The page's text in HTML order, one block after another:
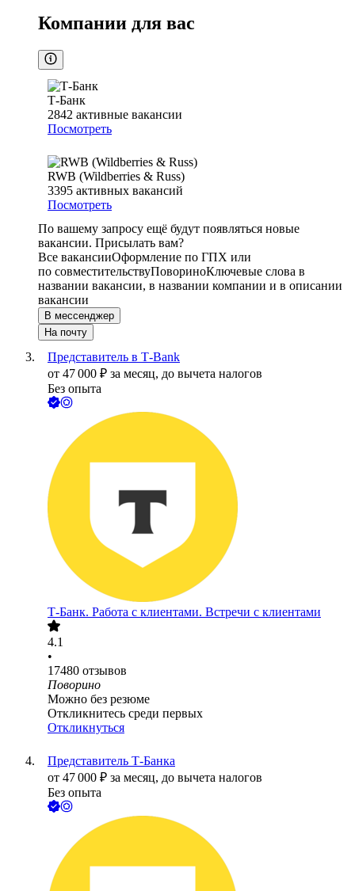
Компании для вас
Т-Банк
2842 активные вакансии
Посмотреть
RWB (Wildberries & Russ)
3395 активных вакансий
Посмотреть
По вашему запросу ещё будут появляться новые
вакансии. Присылать вам?
Все вакансииОформление по ГПХ или
по совместительствуПовориноКлючевые слова в
названии вакансии, в названии компании и в описании
вакансии
В мессенджер
На почту
Представитель в Т-Bank
от 47 000 ₽ за месяц, до вычета налогов
Без опыта
Т-Банк. Работа с клиентами. Встречи с клиентами
4.1
•
17480 отзывов
Поворино
Можно без резюме
Откликнитесь среди первых
Откликнуться
Представитель Т-Банка
от 47 000 ₽ за месяц, до вычета налогов
Без опыта